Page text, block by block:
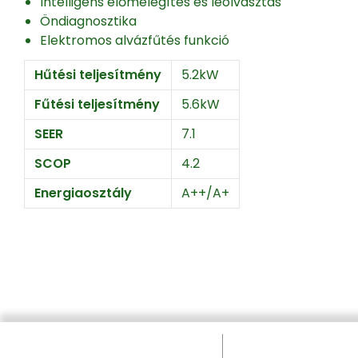
Öndiagnosztika
Elektromos alvázfűtés funkció
Hűtési teljesítmény
5.2kW
Fűtési teljesítmény
5.6kW
SEER
7.1
SCOP
4.2
Energiaosztály
A++/A+